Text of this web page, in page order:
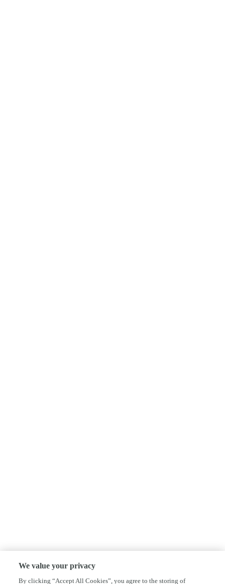
We value your privacy
By clicking “Accept All Cookies”, you agree to the storing of